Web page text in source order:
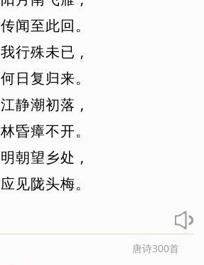
传闻至此回。
我行殊未已 ,
何日复归来。
江静潮初落 ,
林昏瘴不开。
明朝望乡处 ,
应见陇头梅。
唐诗300首